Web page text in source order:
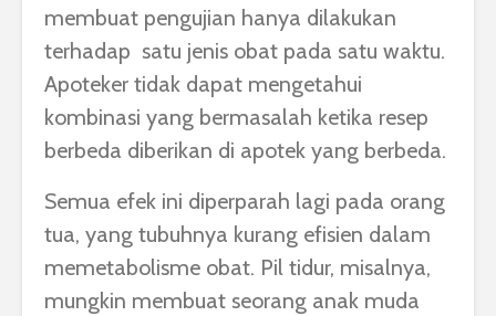
membuat pengujian hanya dilakukan
terhadap satu jenis obat pada satu waktu.
Apoteker tidak dapat mengetahui
kombinasi yang bermasalah ketika resep
berbeda diberikan di apotek yang berbeda.
Semua efek ini diperparah lagi pada orang
tua, yang tubuhnya kurang efisien dalam
memetabolisme obat. Pil tidur, misalnya,
mungkin membuat seorang anak muda